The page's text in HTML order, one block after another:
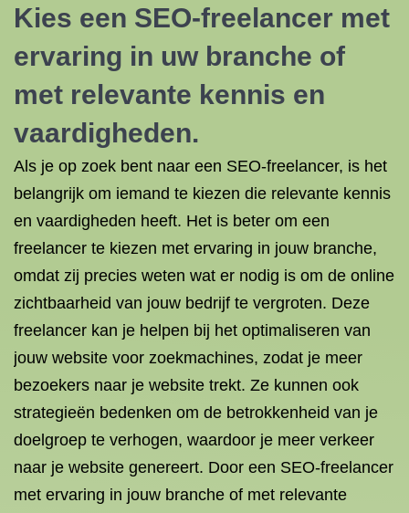
Kies een SEO-freelancer met
ervaring in uw branche of
met relevante kennis en
vaardigheden.
Als je op zoek bent naar een SEO-freelancer, is het
belangrijk om iemand te kiezen die relevante kennis
en vaardigheden heeft. Het is beter om een
freelancer te kiezen met ervaring in jouw branche,
omdat zij precies weten wat er nodig is om de online
zichtbaarheid van jouw bedrijf te vergroten. Deze
freelancer kan je helpen bij het optimaliseren van
jouw website voor zoekmachines, zodat je meer
bezoekers naar je website trekt. Ze kunnen ook
strategieën bedenken om de betrokkenheid van je
doelgroep te verhogen, waardoor je meer verkeer
naar je website genereert. Door een SEO-freelancer
met ervaring in jouw branche of met relevante